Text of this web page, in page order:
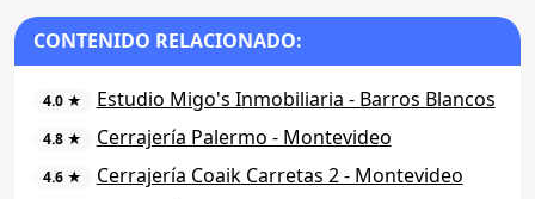
CONTENIDO RELACIONADO:
4.0 ★ Estudio Migo's Inmobiliaria - Barros Blancos
4.8 ★ Cerrajería Palermo - Montevideo
4.6 ★ Cerrajería Coaik Carretas 2 - Montevideo